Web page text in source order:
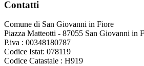
Contatti
Comune di San Giovanni in Fiore
Piazza Matteotti - 87055 San Giovanni in
P.iva : 00348180787
Codice Istat: 078119
Codice Catastale : H919